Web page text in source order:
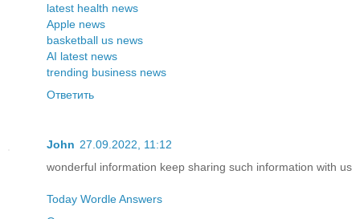
latest health news
Apple news
basketball us news
AI latest news
trending business news
Ответить
John 27.09.2022, 11:12
wonderful information keep sharing such information with us
Today Wordle Answers